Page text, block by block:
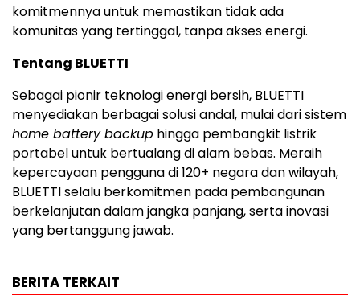
komitmennya untuk memastikan tidak ada
komunitas yang tertinggal, tanpa akses energi.
Tentang BLUETTI
Sebagai pionir teknologi energi bersih, BLUETTI
menyediakan berbagai solusi andal, mulai dari sistem
home battery backup hingga pembangkit listrik
portabel untuk bertualang di alam bebas. Meraih
kepercayaan pengguna di 120+ negara dan wilayah,
BLUETTI selalu berkomitmen pada pembangunan
berkelanjutan dalam jangka panjang, serta inovasi
yang bertanggung jawab.
BERITA TERKAIT